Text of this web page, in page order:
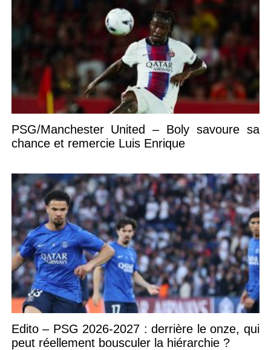
PSG/Manchester United – Boly savoure sa
chance et remercie Luis Enrique
Edito – PSG 2026-2027 : derrière le onze, qui
peut réellement bousculer la hiérarchie ?